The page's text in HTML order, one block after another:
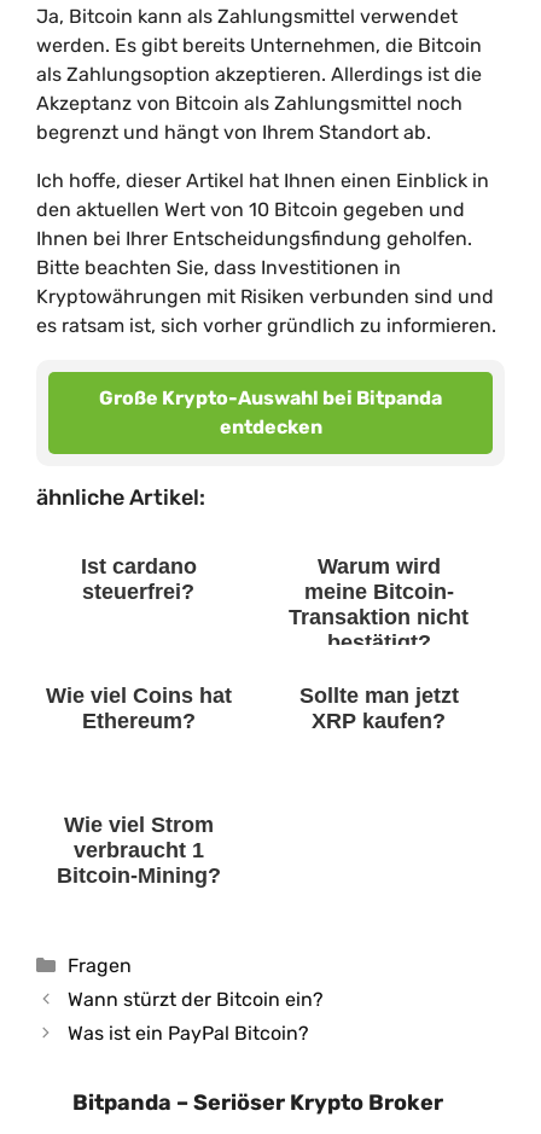
Ja, Bitcoin kann als Zahlungsmittel verwendet
werden. Es gibt bereits Unternehmen, die Bitcoin
als Zahlungsoption akzeptieren. Allerdings ist die
Akzeptanz von Bitcoin als Zahlungsmittel noch
begrenzt und hängt von Ihrem Standort ab.
Ich hoffe, dieser Artikel hat Ihnen einen Einblick in
den aktuellen Wert von 10 Bitcoin gegeben und
Ihnen bei Ihrer Entscheidungsfindung geholfen.
Bitte beachten Sie, dass Investitionen in
Kryptowährungen mit Risiken verbunden sind und
es ratsam ist, sich vorher gründlich zu informieren.
Große Krypto-Auswahl bei Bitpanda
entdecken
ähnliche Artikel:
Ist cardano
steuerfrei?
Warum wird
meine Bitcoin-
Transaktion nicht
bestätigt?
Wie viel Coins hat
Ethereum?
Sollte man jetzt
XRP kaufen?
Wie viel Strom
verbraucht 1
Bitcoin-Mining?
Kategorien
Fragen
Wann stürzt der Bitcoin ein?
Was ist ein PayPal Bitcoin?
Bitpanda – Seriöser Krypto Broker